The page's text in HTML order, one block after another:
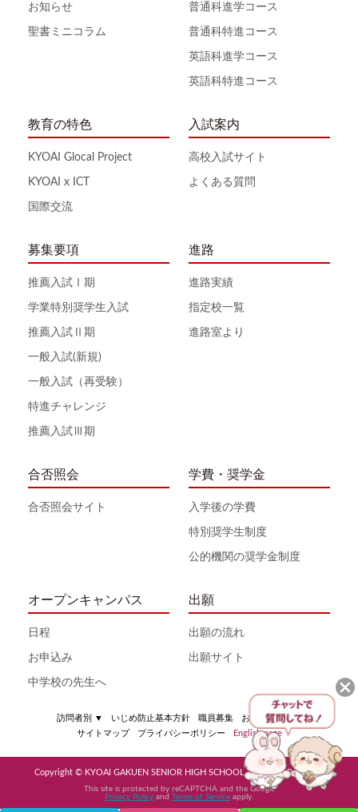
お知らせ
聖書ミニコラム
普通科進学コース
普通科特進コース
英語科進学コース
英語科特進コース
教育の特色
KYOAI Glocal Project
KYOAI x ICT
国際交流
入試案内
高校入試サイト
よくある質問
募集要項
推薦入試Ⅰ期
学業特別奨学生入試
推薦入試Ⅱ期
一般入試(新規)
一般入試（再受験）
特進チャレンジ
推薦入試Ⅲ期
進路
進路実績
指定校一覧
進路室より
合否照会
合否照会サイト
学費・奨学金
入学後の学費
特別奨学生制度
公的機関の奨学金制度
オープンキャンパス
日程
お申込み
中学校の先生へ
出願
出願の流れ
出願サイト
訪問者別 ▼ いじめ防止基本方針 職員募集
お問い合わせ
サイトマップ
プライバシーポリシー English page
Copyright © KYOAI GAKUEN SENIOR HIGH SCHOOL All Rights Reserved
This site is protected by reCAPTCHA and the Google
Privacy Policy and Terms of Service apply.